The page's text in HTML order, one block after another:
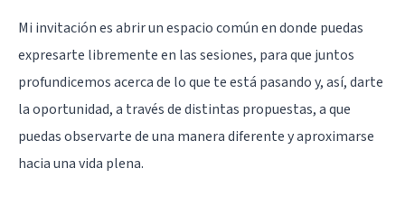
Mi invitación es abrir un espacio común en donde puedas
expresarte libremente en las sesiones, para que juntos
profundicemos acerca de lo que te está pasando y, así, darte
la oportunidad, a través de distintas propuestas, a que
puedas observarte de una manera diferente y aproximarse
hacia una vida plena.